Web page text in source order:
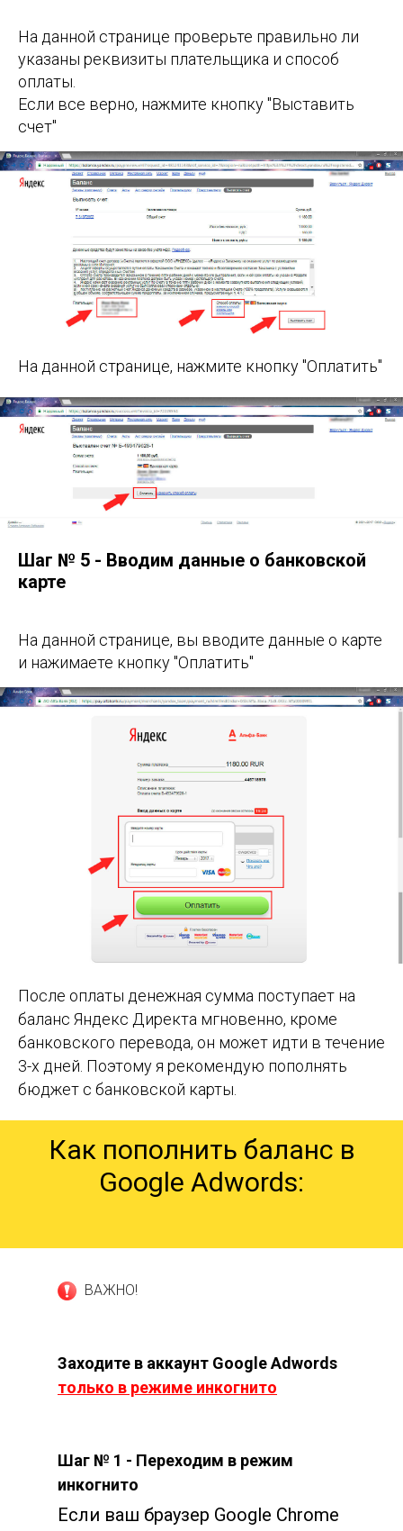
На данной странице проверьте правильно ли
указаны реквизиты плательщика и способ
оплаты.
Если все верно, нажмите кнопку "Выставить
счет"
На данной странице, нажмите кнопку "Оплатить"
Шаг № 5 - Вводим данные о банковской
карте
На данной странице, вы вводите данные о карте
и нажимаете кнопку "Оплатить"
После оплаты денежная сумма поступает на
баланс Яндекс Директа мгновенно, кроме
банковского перевода, он может идти в течение
3-х дней. Поэтому я рекомендую пополнять
бюджет с банковской карты.
Как пополнить баланс в
Google Adwords:
ВАЖНО!
Заходите в аккаунт Google Adwords
только в режиме инкогнито
Шаг № 1 - Переходим в режим
инкогнито
Если ваш браузер Google Chrome